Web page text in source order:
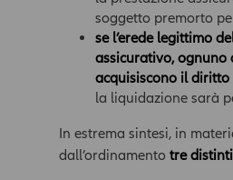
soggetto premorto
se l’erede legittimo
assicurativo, ognuno
acquisiscono il diritto
la liquidazione sarà
In estrema sintesi, in
dall’ordinamento tre